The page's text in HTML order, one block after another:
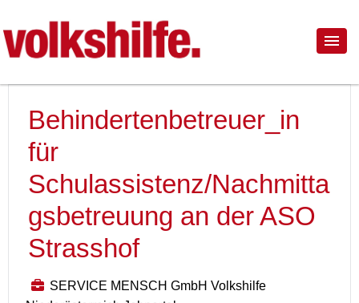
Behindertenbetreuer_in
für
Schulassistenz/Nachmitta
gsbetreuung an der ASO
Strasshof
SERVICE MENSCH GmbH Volkshilfe